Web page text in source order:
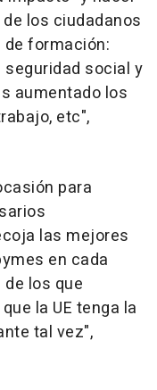
los ciudadanos
formación:
seguridad social y
aumentado los
etc",
para
las mejores
en cada
los que
la UE tenga la
tal vez",